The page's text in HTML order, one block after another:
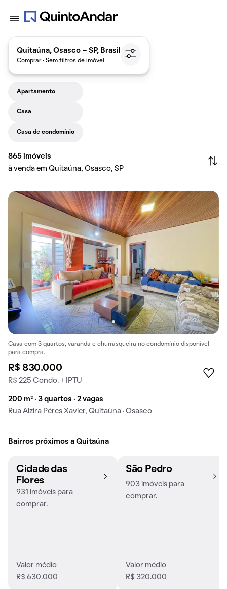
Quitaúna, Osasco - SP, Brasil
Comprar · Sem filtros de imóvel
Apartamento
Casa
Casa de condomínio
865 imóveis
à venda em Quitaúna, Osasco, SP
Casa com 3 quartos, varanda e churrasqueira no condomínio disponível
para compra.
R$ 830.000
R$ 225 Condo. + IPTU
200 m² · 3 quartos · 2 vagas
Rua Alzira Péres Xavier, Quitaúna · Osasco
Bairros próximos a Quitaúna
Cidade das
Flores
931 imóveis para
comprar.
Valor médio
R$ 630.000
São Pedro
903 imóveis para
comprar.
Valor médio
R$ 320.000